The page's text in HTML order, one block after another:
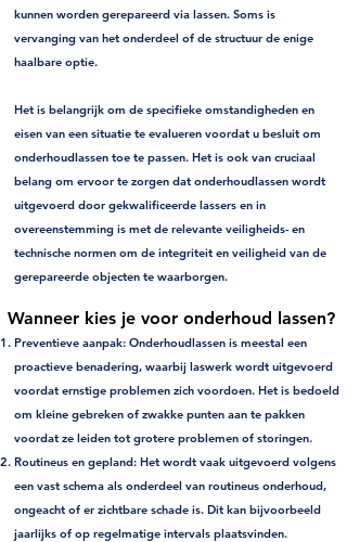
kunnen worden gerepareerd via lassen. Soms is
vervanging van het onderdeel of de structuur de enige
haalbare optie.
Het is belangrijk om de specifieke omstandigheden en
eisen van een situatie te evalueren voordat u besluit om
onderhoudlassen toe te passen. Het is ook van cruciaal
belang om ervoor te zorgen dat onderhoudlassen wordt
uitgevoerd door gekwalificeerde lassers en in
overeenstemming is met de relevante veiligheids- en
technische normen om de integriteit en veiligheid van de
gerepareerde objecten te waarborgen.
Wanneer kies je voor onderhoud lassen?
Preventieve aanpak: Onderhoudlassen is meestal een
proactieve benadering, waarbij laswerk wordt uitgevoerd
voordat ernstige problemen zich voordoen. Het is bedoeld
om kleine gebreken of zwakke punten aan te pakken
voordat ze leiden tot grotere problemen of storingen.
Routineus en gepland: Het wordt vaak uitgevoerd volgens
een vast schema als onderdeel van routineus onderhoud,
ongeacht of er zichtbare schade is. Dit kan bijvoorbeeld
jaarlijks of op regelmatige intervals plaatsvinden.